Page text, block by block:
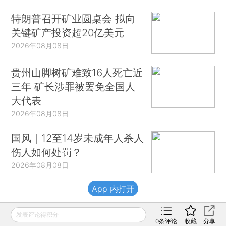
特朗普召开矿业圆桌会 拟向
关键矿产投资超20亿美元
2026年08月08日
贵州山脚树矿难致16人死亡近
三年 矿长涉罪被罢免全国人
大代表
2026年08月08日
国风｜12至14岁未成年人杀人
伤人如何处罚？
2026年08月08日
财新移动
发表评论得积分
0条评论 收藏 分享
App 内打开